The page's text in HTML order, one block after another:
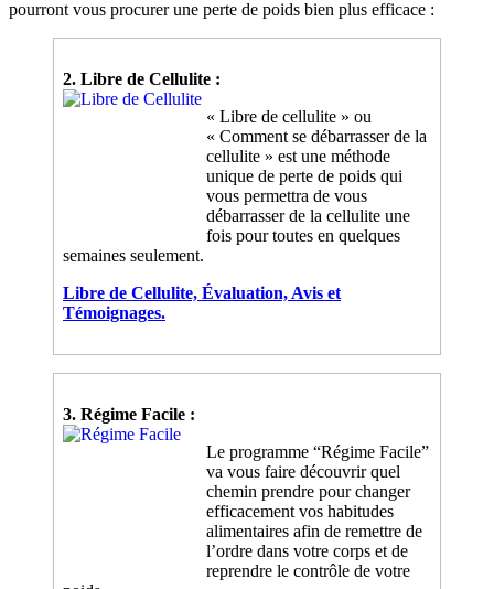
pourront vous procurer une perte de poids bien plus efficace :
2. Libre de Cellulite :
« Libre de cellulite » ou
« Comment se débarrasser de la
cellulite » est une méthode
unique de perte de poids qui
vous permettra de vous
débarrasser de la cellulite une
fois pour toutes en quelques
semaines seulement.
Libre de Cellulite, Évaluation, Avis et
Témoignages.
3. Régime Facile :
Le programme “Régime Facile”
va vous faire découvrir quel
chemin prendre pour changer
efficacement vos habitudes
alimentaires afin de remettre de
l’ordre dans votre corps et de
reprendre le contrôle de votre